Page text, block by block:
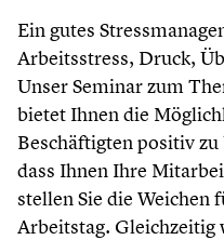
Ein gutes
Arbeitsstress, Druck,
Unser Seminar zum
bietet Ihnen die
Beschäftigten positiv zu
dass Ihnen Ihre
stellen Sie die Weichen
Arbeitstag. Gleichzeitig